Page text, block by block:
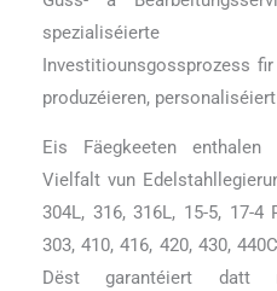
spezialiséierte
Investitiounsgossprozess
produzéieren,
Eis Fäegkeeten
Vielfalt vun
304L, 316, 316L, 15-5, 17-4
303, 410, 416, 420, 430,
Dëst garantéiert datt